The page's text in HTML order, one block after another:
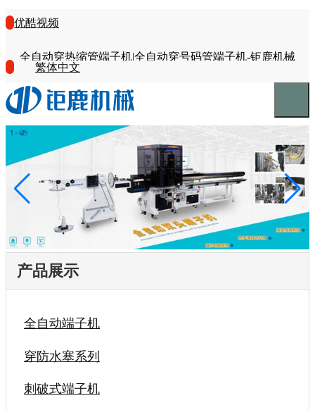
优酷视频
全自动穿热缩管端子机|全自动穿号码管端子机-钜鹿机械
繁体中文
产品展示
全自动端子机
穿防水塞系列
刺破式端子机